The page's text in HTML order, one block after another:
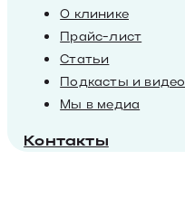
О клинике
Прайс-лист
Статьи
Подкасты и видео
Мы в медиа
Контакты